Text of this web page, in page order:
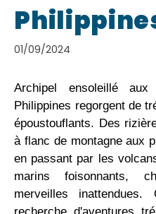
01/09/2024
Archipel ensoleillé
Philippines regorgent de
époustouflants. Des
à flanc de montagne aux
en passant par les
marins foisonnants,
merveilles